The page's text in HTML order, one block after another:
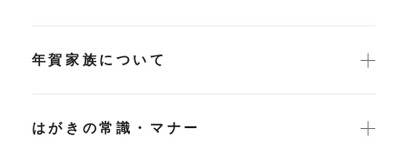
年賀家族について
はがきの常識・マナー